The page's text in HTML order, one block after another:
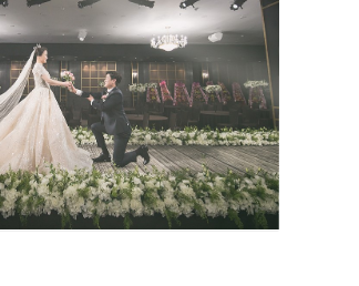
딩촬영 대구출장사진 감
성스냅